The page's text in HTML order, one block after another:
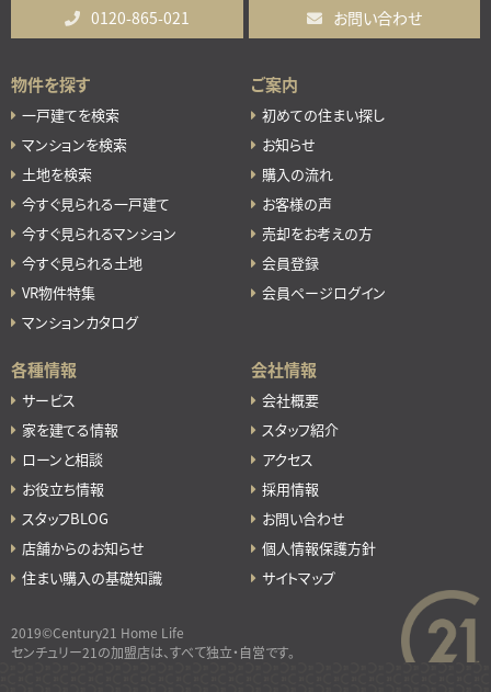
0120-865-021 お問い合わせ
物件を探す
一戸建てを検索
マンションを検索
土地を検索
今すぐ見られる一戸建て
今すぐ見られるマンション
今すぐ見られる土地
VR物件特集
マンションカタログ
ご案内
初めての住まい探し
お知らせ
購入の流れ
お客様の声
売却をお考えの方
会員登録
会員ページログイン
各種情報
サービス
家を建てる情報
ローンと相談
お役立ち情報
スタッフBLOG
店舗からのお知らせ
住まい購入の基礎知識
会社情報
会社概要
スタッフ紹介
アクセス
採用情報
お問い合わせ
個人情報保護方針
サイトマップ
2019©Century21 Home Life
センチュリー21の加盟店は、すべて独立・自営です。